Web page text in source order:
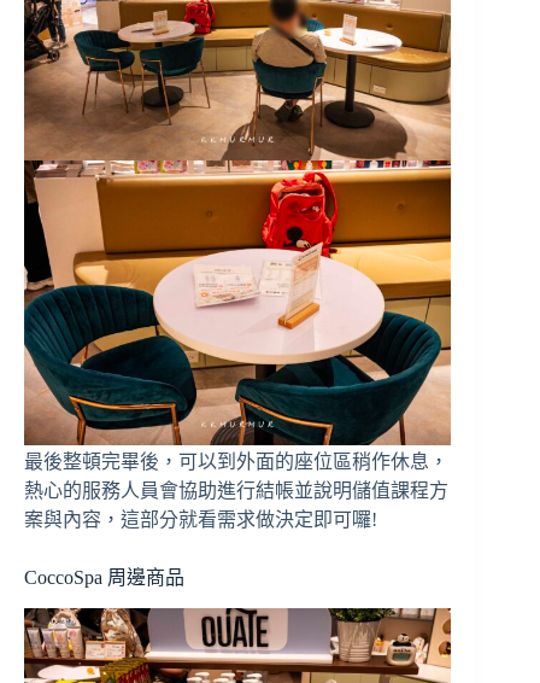
最後整頓完畢後，可以到外面的座位區稍作休息，
熱心的服務人員會協助進行結帳並說明儲值課程方
案與內容，這部分就看需求做決定即可囉!
CoccoSpa 周邊商品